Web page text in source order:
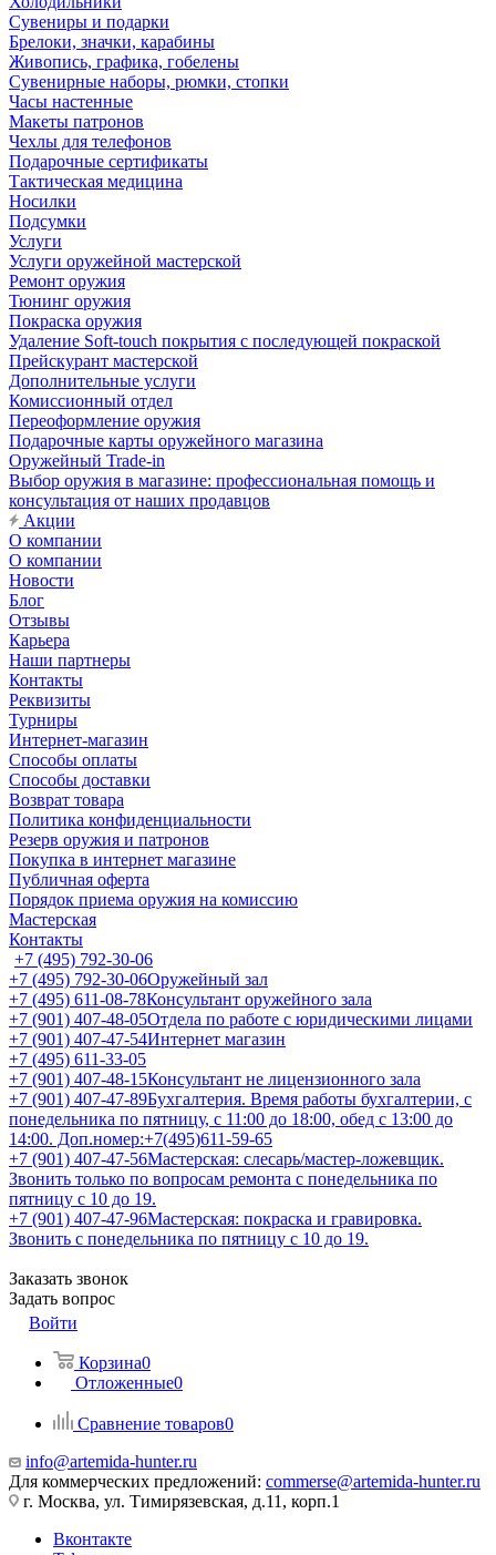
Сувениры и подарки
Брелоки, значки, карабины
Живопись, графика, гобелены
Сувенирные наборы, рюмки, стопки
Часы настенные
Макеты патронов
Чехлы для телефонов
Подарочные сертификаты
Тактическая медицина
Носилки
Подсумки
Услуги
Услуги оружейной мастерской
Ремонт оружия
Тюнинг оружия
Покраска оружия
Удаление Soft-touch покрытия с последующей покраской
Прейскурант мастерской
Дополнительные услуги
Комиссионный отдел
Переоформление оружия
Подарочные карты оружейного магазина
Оружейный Trade-in
Выбор оружия в магазине: профессиональная помощь и
консультация от наших продавцов
Акции
О компании
О компании
Новости
Блог
Отзывы
Карьера
Наши партнеры
Контакты
Реквизиты
Турниры
Интернет-магазин
Способы оплаты
Способы доставки
Возврат товара
Политика конфиденциальности
Резерв оружия и патронов
Покупка в интернет магазине
Публичная оферта
Порядок приема оружия на комиссию
Мастерская
Контакты
+7 (495) 792-30-06
+7 (495) 792-30-06Оружейный зал
+7 (495) 611-08-78Консультант оружейного зала
+7 (901) 407-48-05Отдела по работе с юридическими лицами
+7 (901) 407-47-54Интернет магазин
+7 (495) 611-33-05
+7 (901) 407-48-15Консультант не лицензионного зала
+7 (901) 407-47-89Бухгалтерия. Время работы бухгалтерии, с
понедельника по пятницу, с 11:00 до 18:00, обед с 13:00 до
14:00. Доп.номер:+7(495)611-59-65
+7 (901) 407-47-56Мастерская: слесарь/мастер-ложевщик.
Звонить только по вопросам ремонта с понедельника по
пятницу с 10 до 19.
+7 (901) 407-47-96Мастерская: покраска и гравировка.
Звонить с понедельника по пятницу с 10 до 19.
Заказать звонок
Задать вопрос
Войти
Корзина0
Отложенные0
Сравнение товаров0
info@artemida-hunter.ru
Для коммерческих предложений: commerse@artemida-hunter.ru
г. Москва, ул. Тимирязевская, д.11, корп.1
Вконтакте